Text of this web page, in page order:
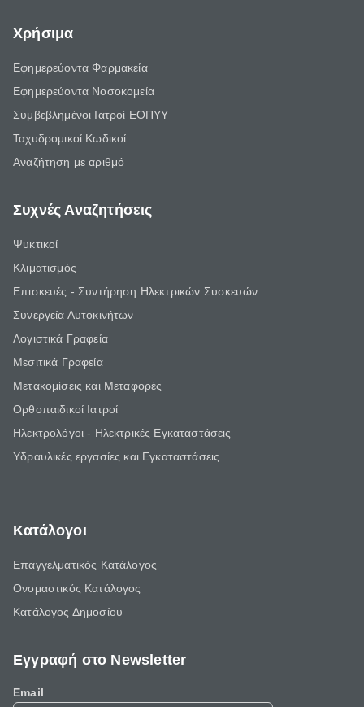
Χρήσιμα
Εφημερεύοντα Φαρμακεία
Εφημερεύοντα Νοσοκομεία
Συμβεβλημένοι Ιατροί ΕΟΠΥΥ
Ταχυδρομικοί Κωδικοί
Αναζήτηση με αριθμό
Συχνές Αναζητήσεις
Ψυκτικοί
Κλιματισμός
Επισκευές - Συντήρηση Ηλεκτρικών Συσκευών
Συνεργεία Αυτοκινήτων
Λογιστικά Γραφεία
Μεσιτικά Γραφεία
Μετακομίσεις και Μεταφορές
Ορθοπαιδικοί Ιατροί
Ηλεκτρολόγοι - Ηλεκτρικές Εγκαταστάσεις
Υδραυλικές εργασίες και Εγκαταστάσεις
Κατάλογοι
Επαγγελματικός Κατάλογος
Ονομαστικός Κατάλογος
Κατάλογος Δημοσίου
Εγγραφή στο Newsletter
Email